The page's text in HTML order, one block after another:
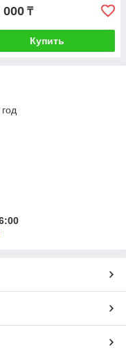
000 ₸
Купить